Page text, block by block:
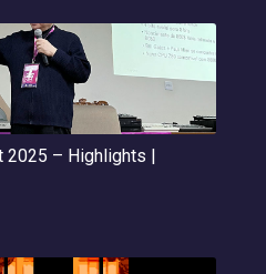
– Highlights |